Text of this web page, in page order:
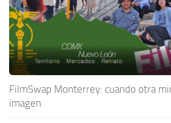
FilmSwap Monterrey: cuando otra
imagen